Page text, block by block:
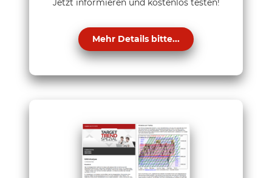
Jetzt informieren und kostenlos testen!
Mehr Details bitte...